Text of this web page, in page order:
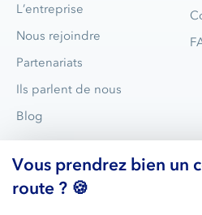
L’entreprise
Nous rejoindre
Partenariats
Ils parlent de nous
Blog
Vous prendrez bien un
route ? 🍪